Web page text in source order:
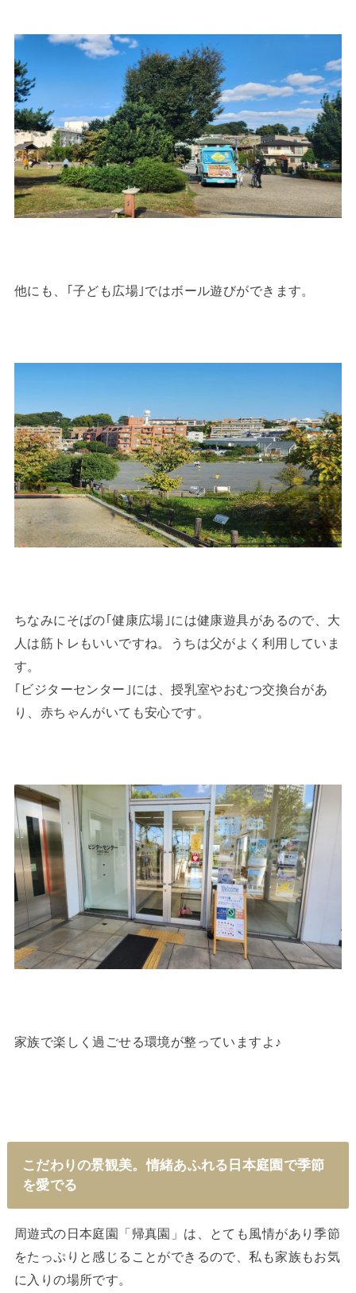
他にも、｢子ども広場｣ではボール遊びができます。
ちなみにそばの｢健康広場｣には健康遊具があるので、大
人は筋トレもいいですね。うちは父がよく利用していま
す。
｢ビジターセンター｣には、授乳室やおむつ交換台があ
り、赤ちゃんがいても安心です。
家族で楽しく過ごせる環境が整っていますよ♪
こだわりの景観美。情緒あふれる日本庭園で季節
を愛でる
周遊式の日本庭園「帰真園」は、とても風情があり季節
をたっぷりと感じることができるので、私も家族もお気
に入りの場所です。